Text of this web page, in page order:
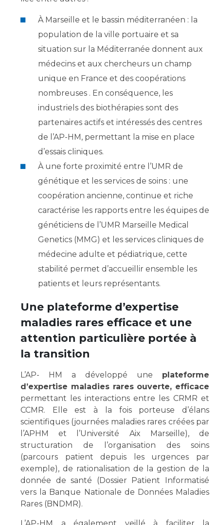
À Marseille et le bassin méditerranéen : la
population de la ville portuaire et sa
situation sur la Méditerranée donnent aux
médecins et aux chercheurs un champ
unique en France et des coopérations
nombreuses . En conséquence, les
industriels des biothérapies sont des
partenaires actifs et intéressés des centres
de l’AP-HM, permettant la mise en place
d’essais cliniques.
À une forte proximité entre l’UMR de
génétique et les services de soins : une
coopération ancienne, continue et riche
caractérise les rapports entre les équipes de
généticiens de l’UMR Marseille Medical
Genetics (MMG) et les services cliniques de
médecine adulte et pédiatrique, cette
stabilité permet d’accueillir ensemble les
patients et leurs représentants.
Une plateforme d’expertise
maladies rares efficace et une
attention particulière portée à
la transition
L’AP- HM a développé une plateforme
d’expertise maladies rares ouverte, efficace
permettant les interactions entre les CRMR et
CCMR. Elle est à la fois porteuse d’élans
scientifiques (journées maladies rares créées par
l’APHM et l’Université Aix Marseille), de
structuration de l’organisation des soins
(parcours patient depuis les urgences par
exemple), de rationalisation de la gestion de la
donnée de santé (Dossier Patient Informatisé
vers la Banque Nationale de Données Maladies
Rares (BNDMR).